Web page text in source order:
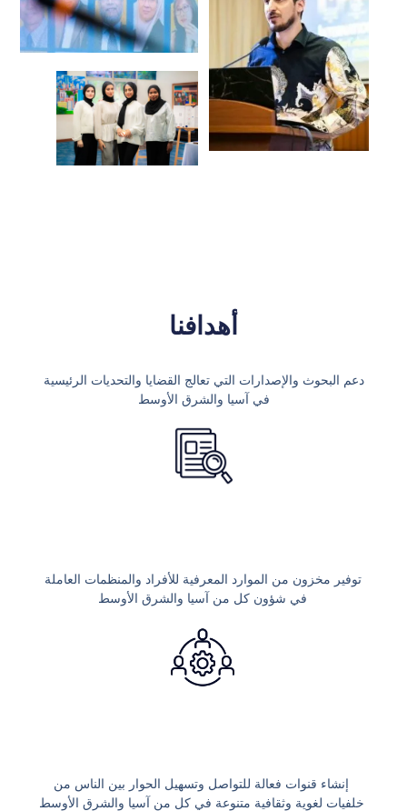
أهدافنا
دعم البحوث والإصدارات التي تعالج القضايا والتحديات الرئيسية
في آسيا والشرق الأوسط
توفير مخزون من الموارد المعرفية للأفراد والمنظمات العاملة
في شؤون كل من آسيا والشرق الأوسط
إنشاء قنوات فعالة للتواصل وتسهيل الحوار بين الناس من
خلفيات لغوية وثقافية متنوعة في كل من آسيا والشرق الأوسط